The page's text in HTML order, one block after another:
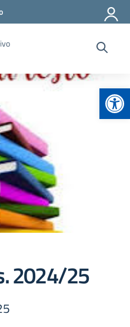
2024/25